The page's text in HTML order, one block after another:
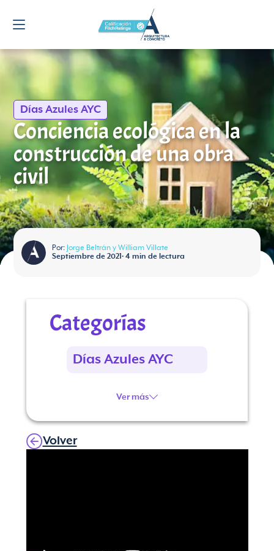
Días Azules AYC
Conciencia ecológica en la
construcción de una obra
civil
Por: Jorge Beltrán y William Villate
Septiembre de 2021• 4min de lectura
Categorías
Días Azules AYC
Ver más
Volver